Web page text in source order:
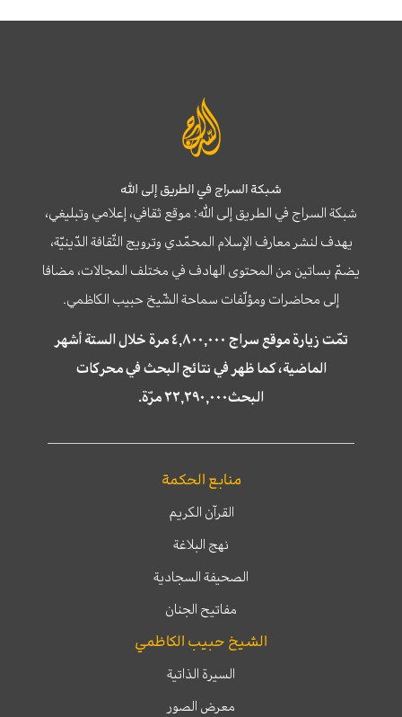
شبكة السراج في الطريق إلى الله
شبكة السراج في الطريق إلى الله؛ موقع ثقافي، إعلامي وتبليغي،
يهدف لنشر معارف الإسلام المحمّدي وترويج الثّقافة الدّينيّة،
يضمّ بساتين من المحتوى الهادف في مختلف المجالات، مضافا
إلى محاضرات ومؤلّفات سماحة الشّيخ حبيب الكاظمي.
تمّت زيارة موقع سراج ٤,٨٠٠,٠٠٠ مرة خلال الستة أشهر
الماضية، كما ظهر في نتائج البحث في محركات
البحث٢٢,٢٩٠,٠٠٠ مرّة.
منابع الحكمة
القرآن الكريم
نهج البلاغة
الصحيفة السجادية
مفاتيح الجنان
الشيخ حبيب الكاظمي
السيرة الذاتية
معرض الصور